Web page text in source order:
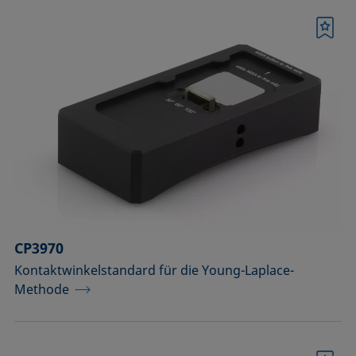
CP3970
Kontaktwinkelstandard für die Young-Laplace-
Methode